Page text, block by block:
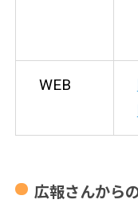
WEB
広報さんから